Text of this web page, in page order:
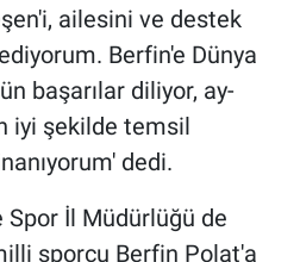
ailesini ve destek
Berfin'e Dünya
başarılar diliyor, ay-
iyi şekilde temsil
dedi.
Spor İl Müdürlüğü de
sporcu Berfin Polat'a